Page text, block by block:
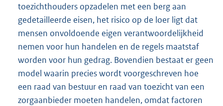
toezichthouders opzadelen met een berg aan
gedetailleerde eisen, het risico op de loer ligt dat
mensen onvoldoende eigen verantwoordelijkheid
nemen voor hun handelen en de regels maatstaf
worden voor hun gedrag. Bovendien bestaat er geen
model waarin precies wordt voorgeschreven hoe
een raad van bestuur en raad van toezicht van een
zorgaanbieder moeten handelen, omdat factoren